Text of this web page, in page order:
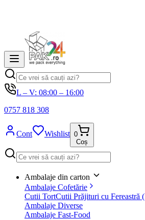
L – V: 08:00 – 16:00
0757 818 308
Cont Wishlist 0
Coș
Ambalaje din carton
Ambalaje Cofetărie
Cutii TortCutii Prăjituri cu Fereastră
Ambalaje Diverse
Ambalaje Fast-Food